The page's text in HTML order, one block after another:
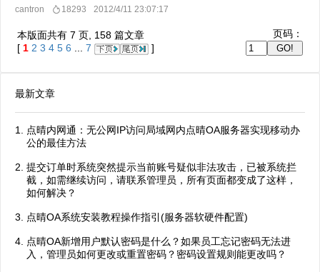
cantron 18293 2012/4/11 23:07:17
本版面共有 7 页, 158 篇文章
[ 1 2 3 4 5 6 ... 7 ]
页码：
最新文章
点晴内网通：无公网IP访问局域网内点晴OA服务器实现移动办
公的最佳方法
提交订单时系统突然提示当前账号疑似非法攻击，已被系统拦
截，如需继续访问，请联系管理员，所有页面都变成了这样，
如何解决？
点晴OA系统安装教程操作指引(服务器软硬件配置)
点晴OA新增用户默认密码是什么？如果员工忘记密码无法进
入，管理员如何更改或重置密码？密码设置规则能更改吗？